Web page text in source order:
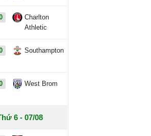
Charlton
Athletic
Southampton
West Brom
6 - 07/08